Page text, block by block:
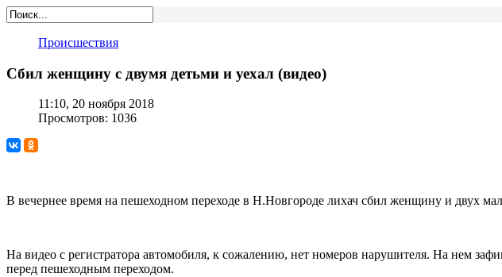
Происшествия
Сбил женщину с двумя детьми и уехал (видео)
11:10, 20 ноября 2018
Просмотров: 1036
В вечернее время на пешеходном переходе в Н.Новгороде лихач сбил женщину и двух
На видео с регистратора автомобиля, к сожалению, нет номеров нарушителя. На нем
перед пешеходным переходом.